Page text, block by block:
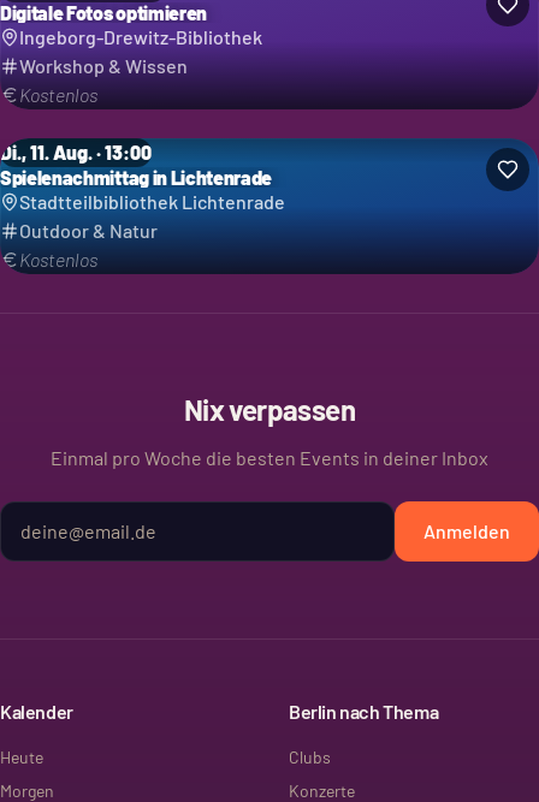
Digitale Fotos optimieren
Ingeborg-Drewitz-Bibliothek
Workshop & Wissen
Kostenlos
Di., 11. Aug. · 13:00
Spielenachmittag in Lichtenrade
Stadtteilbibliothek Lichtenrade
Outdoor & Natur
Kostenlos
Nix verpassen
Einmal pro Woche die besten Events in deiner Inbox
Anmelden
Kalender
Heute
Morgen
Berlin nach Thema
Clubs
Konzerte